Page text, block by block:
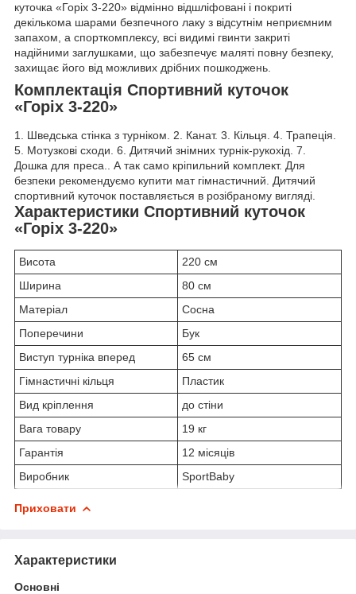
куточка «Горіх 3-220» відмінно відшліфовані і покриті
декількома шарами безпечного лаку з відсутнім неприємним
запахом, а спорткомплексу, всі видимі гвинти закриті
надійними заглушками, що забезпечує маляті повну безпеку,
захищає його від можливих дрібних пошкоджень.
Комплектація Спортивний куточок
«Горіх 3-220»
1. Шведська стінка з турніком. 2. Канат. 3. Кільця. 4. Трапеція.
5. Мотузкові сходи. 6. Дитячий знімних турнік-рукохід. 7.
Дошка для преса.. А так само кріпильний комплект. Для
безпеки рекомендуємо купити мат гімнастичний. Дитячий
спортивний куточок поставляється в розібраному вигляді.
Характеристики Спортивний куточок
«Горіх 3-220»
Висота
220 см
Ширина
80 см
Матеріал
Сосна
Поперечини
Бук
Виступ турніка вперед
65 см
Гімнастичні кільця
Пластик
Вид кріплення
до стіни
Вага товару
19 кг
Гарантія
12 місяців
Виробник
SportBaby
Приховати
Характеристики
Основні